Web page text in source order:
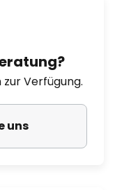
Verfügung.
uns